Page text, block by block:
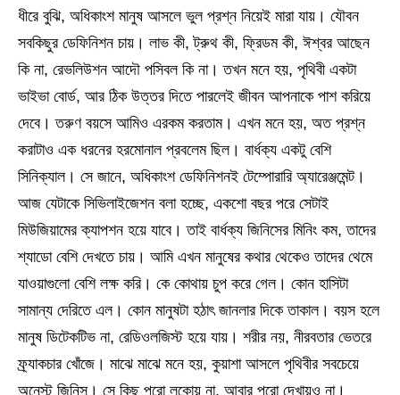
ধীরে বুঝি, অধিকাংশ মানুষ আসলে ভুল প্রশ্ন নিয়েই মারা যায়। যৌবন
সবকিছুর ডেফিনিশন চায়। লাভ কী, ট্রুথ কী, ফ্রিডম কী, ঈশ্বর আছেন
কি না, রেভলিউশন আদৌ পসিবল কি না। তখন মনে হয়, পৃথিবী একটা
ভাইভা বোর্ড, আর ঠিক উত্তর দিতে পারলেই জীবন আপনাকে পাশ করিয়ে
দেবে। তরুণ বয়সে আমিও এরকম করতাম। এখন মনে হয়, অত প্রশ্ন
করাটাও এক ধরনের হরমোনাল প্রবলেম ছিল। বার্ধক্য একটু বেশি
সিনিক্যাল। সে জানে, অধিকাংশ ডেফিনিশনই টেম্পোরারি অ্যারেঞ্জমেন্ট।
আজ যেটাকে সিভিলাইজেশন বলা হচ্ছে, একশো বছর পরে সেটাই
মিউজিয়ামের ক্যাপশন হয়ে যাবে। তাই বার্ধক্য জিনিসের মিনিং কম, তাদের
শ্যাডো বেশি দেখতে চায়। আমি এখন মানুষের কথার থেকেও তাদের থেমে
যাওয়াগুলো বেশি লক্ষ করি। কে কোথায় চুপ করে গেল। কোন হাসিটা
সামান্য দেরিতে এল। কোন মানুষটা হঠাৎ জানলার দিকে তাকাল। বয়স হলে
মানুষ ডিটেকটিভ না, রেডিওলজিস্ট হয়ে যায়। শরীর নয়, নীরবতার ভেতরে
ফ্র্যাকচার খোঁজে। মাঝে মাঝে মনে হয়, কুয়াশা আসলে পৃথিবীর সবচেয়ে
অনেস্ট জিনিস। সে কিছু পুরো লুকোয় না, আবার পুরো দেখায়ও না।